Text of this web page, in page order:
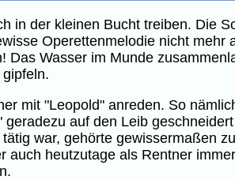
in der kleinen Bucht treiben. Die
Operettenmelodie nicht
Wasser im Munde
mit "Leopold" anreden. So
auf den Leib
war, gehörte gewissermaßen
heutzutage als Rentner